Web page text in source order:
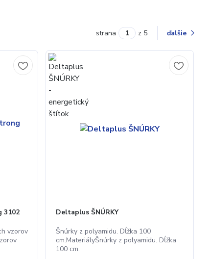
strana z 5 ďalšie
3102
vzorov
Deltaplus ŠNÚRKY
Šnúrky z polyamidu. Dĺžka 100
cm.MateriályŠnúrky z polyamidu. Dĺžka
100 cm.